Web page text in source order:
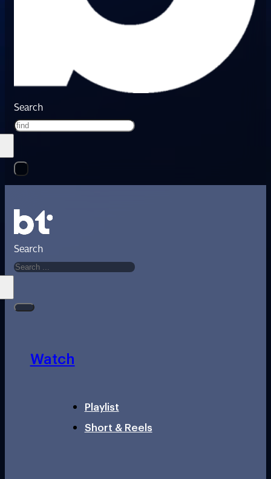
Search
Search
Watch
Playlist
Short & Reels